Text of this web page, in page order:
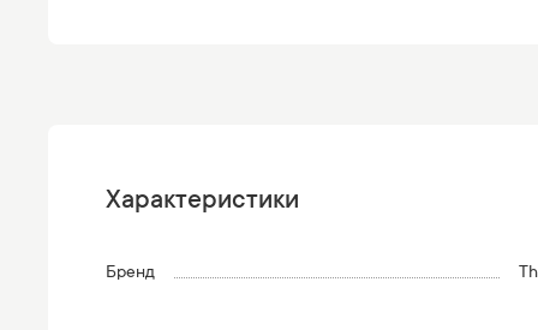
Характеристики
Бренд